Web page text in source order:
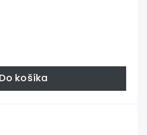
Do košíka